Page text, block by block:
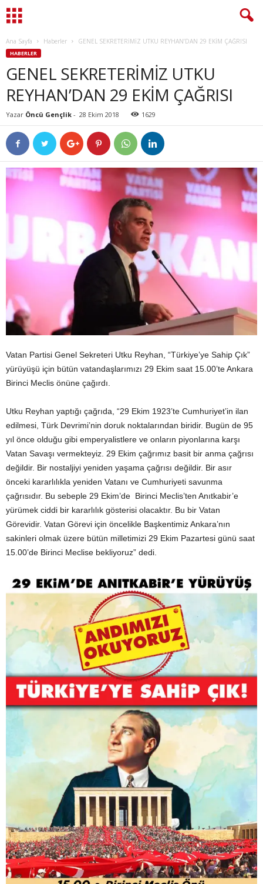
Ana Sayfa Haberler GENEL SEKRETERİMİZ UTKU REYHAN’DAN 29 EKİM ÇAĞRISI
HABERLER
GENEL SEKRETERİMİZ UTKU
REYHAN’DAN 29 EKİM ÇAĞRISI
Yazar Öncü Gençlik - 28 Ekim 2018 1629
Vatan Partisi Genel Sekreteri Utku Reyhan, “Türkiye’ye Sahip Çık”
yürüyüşü için bütün vatandaşlarımızı 29 Ekim saat 15.00’te Ankara
Birinci Meclis önüne çağırdı.
Utku Reyhan yaptığı çağrıda, “29 Ekim 1923’te Cumhuriyet’in ilan
edilmesi, Türk Devrimi’nin doruk noktalarından biridir. Bugün de 95
yıl önce olduğu gibi emperyalistlere ve onların piyonlarına karşı
Vatan Savaşı vermekteyiz. 29 Ekim çağrımız basit bir anma çağrısı
değildir. Bir nostaljiyi yeniden yaşama çağrısı değildir. Bir asır
önceki kararlılıkla yeniden Vatanı ve Cumhuriyeti savunma
çağrısıdır. Bu sebeple 29 Ekim’de Birinci Meclis’ten Anıtkabir’e
yürümek ciddi bir kararlılık gösterisi olacaktır. Bu bir Vatan
Görevidir. Vatan Görevi için öncelikle Başkentimiz Ankara’nın
sakinleri olmak üzere bütün milletimizi 29 Ekim Pazartesi günü saat
15.00’de Birinci Meclise bekliyoruz” dedi.